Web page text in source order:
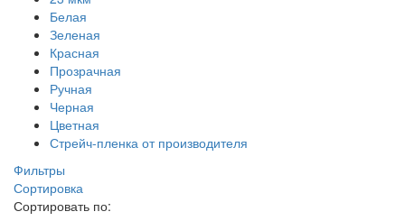
Белая
Зеленая
Красная
Прозрачная
Ручная
Черная
Цветная
Стрейч-пленка от производителя
Фильтры
Сортировка
Сортировать по: